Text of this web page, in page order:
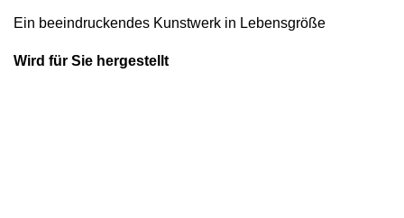
Ein beeindruckendes Kunstwerk in Lebensgröße
Wird für Sie hergestellt